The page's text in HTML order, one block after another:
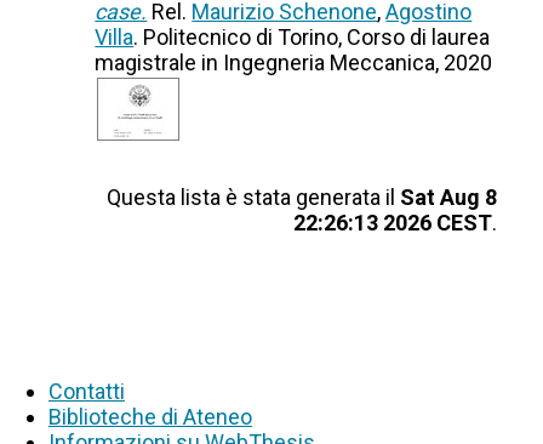
case. Rel. Maurizio Schenone,Agostino
Villa. Politecnico di Torino, Corso di laurea
magistrale in Ingegneria Meccanica, 2020
Questa lista è stata generata il Sat Aug 8
22:26:13 2026 CEST.
Contatti
Biblioteche di Ateneo